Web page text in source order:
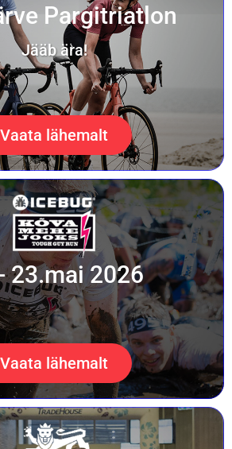
Pargitriatlon
Jääb ära!
Vaata lähemalt
23.mai 2026
Vaata lähemalt